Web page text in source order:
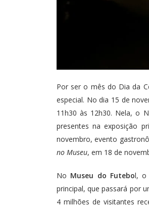
Por ser o mês do Dia da
especial. No dia 15 de
11h30 às 12h30. Nela, o
presentes na exposição
novembro, evento
no Museu, em 18 de
No Museu do Futebol, o
principal, que passará por
4 milhões de visitantes